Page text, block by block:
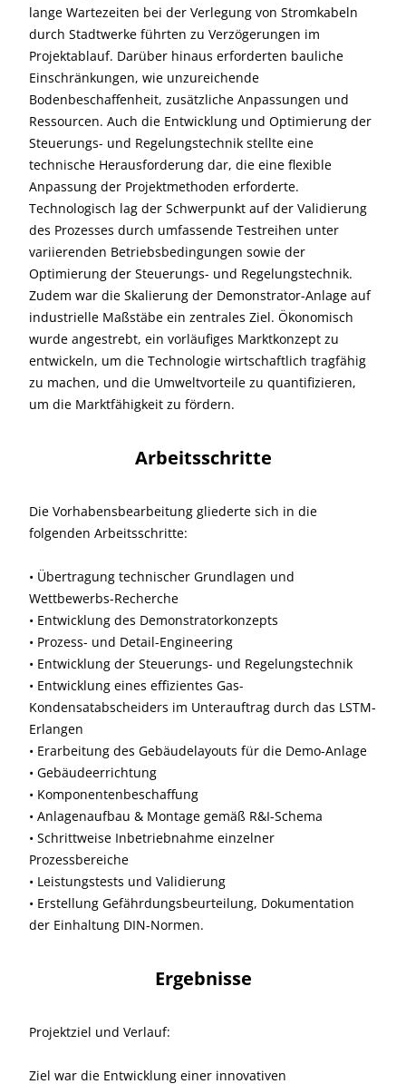
lange Wartezeiten bei der Verlegung von Stromkabeln
durch Stadtwerke führten zu Verzögerungen im
Projektablauf. Darüber hinaus erforderten bauliche
Einschränkungen, wie unzureichende
Bodenbeschaffenheit, zusätzliche Anpassungen und
Ressourcen. Auch die Entwicklung und Optimierung der
Steuerungs- und Regelungstechnik stellte eine
technische Herausforderung dar, die eine flexible
Anpassung der Projektmethoden erforderte.
Technologisch lag der Schwerpunkt auf der Validierung
des Prozesses durch umfassende Testreihen unter
variierenden Betriebsbedingungen sowie der
Optimierung der Steuerungs- und Regelungstechnik.
Zudem war die Skalierung der Demonstrator-Anlage auf
industrielle Maßstäbe ein zentrales Ziel. Ökonomisch
wurde angestrebt, ein vorläufiges Marktkonzept zu
entwickeln, um die Technologie wirtschaftlich tragfähig
zu machen, und die Umweltvorteile zu quantifizieren,
um die Marktfähigkeit zu fördern.
Arbeitsschritte
Die Vorhabensbearbeitung gliederte sich in die
folgenden Arbeitsschritte:
• Übertragung technischer Grundlagen und
Wettbewerbs-Recherche
• Entwicklung des Demonstratorkonzepts
• Prozess- und Detail-Engineering
• Entwicklung der Steuerungs- und Regelungstechnik
• Entwicklung eines effizientes Gas-
Kondensatabscheiders im Unterauftrag durch das LSTM-
Erlangen
• Erarbeitung des Gebäudelayouts für die Demo-Anlage
• Gebäudeerrichtung
• Komponentenbeschaffung
• Anlagenaufbau & Montage gemäß R&I-Schema
• Schrittweise Inbetriebnahme einzelner
Prozessbereiche
• Leistungstests und Validierung
• Erstellung Gefährdungsbeurteilung, Dokumentation
der Einhaltung DIN-Normen.
Ergebnisse
Projektziel und Verlauf:
Ziel war die Entwicklung einer innovativen